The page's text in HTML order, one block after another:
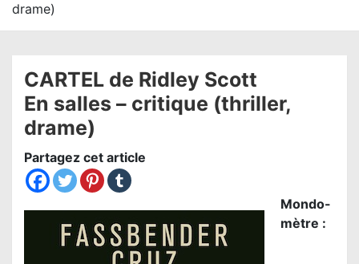
drame)
CARTEL de Ridley Scott
En salles – critique (thriller,
drame)
Partagez cet article
Mondo-
mètre :